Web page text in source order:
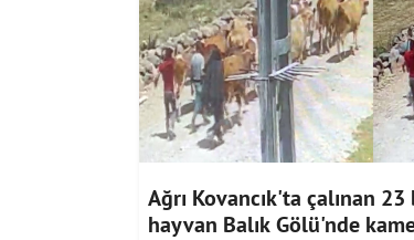
Ağrı Kovancık'ta çalınan
hayvan Balık Gölü'nde